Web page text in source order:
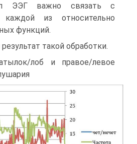
ЭЭГ важно связать с
каждой из относительно
функций.
такой обработки.
лоб и правое/левое